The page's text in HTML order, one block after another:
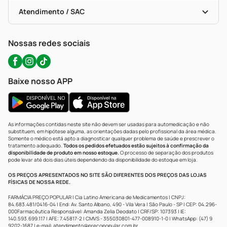
Políticas De Marketplace
Autoteste Covid-19
Portal Da Privacidade
Atendimento / SAC
Nossas redes sociais
Baixe nosso APP
As informações contidas neste site não devem ser usadas para automedicação e não
substituem, em hipótese alguma, as orientações dadas pelo profissional da área médica.
Somente o médico está apto a diagnosticar qualquer problema de saúde e prescrever o
tratamento adequado. Todos os pedidos efetuados estão sujeitos à confirmação da
disponibilidade de produto em nosso estoque.O processo de separação dos produtos
pode levar até dois dias úteis dependendo da disponibilidade do estoque em loja.
OS PREÇOS APRESENTADOS NO SITE SÃO DIFERENTES DOS PREÇOS DAS LOJAS
FÍSICAS DE NOSSA REDE.
FARMÁCIA PREÇO POPULAR | Cia Latino Americana de Medicamentos | CNPJ:
84.683.481/0416-04 | End: Av. Santo Albano, 490 - Vila Vera | São Paulo - SP | CEP: 04.296-
000Farmacêutica Responsável: Amanda Zelia Deodato | CRF/SP: 107393 | IE:
140.593.699.117 | AFE: 7.45817-2 | CMVS - 355030801-477-008910-1-0 | WhatsApp: (47) 9
9202-1687 | e-mail: atendimento@precopopular.com.br.